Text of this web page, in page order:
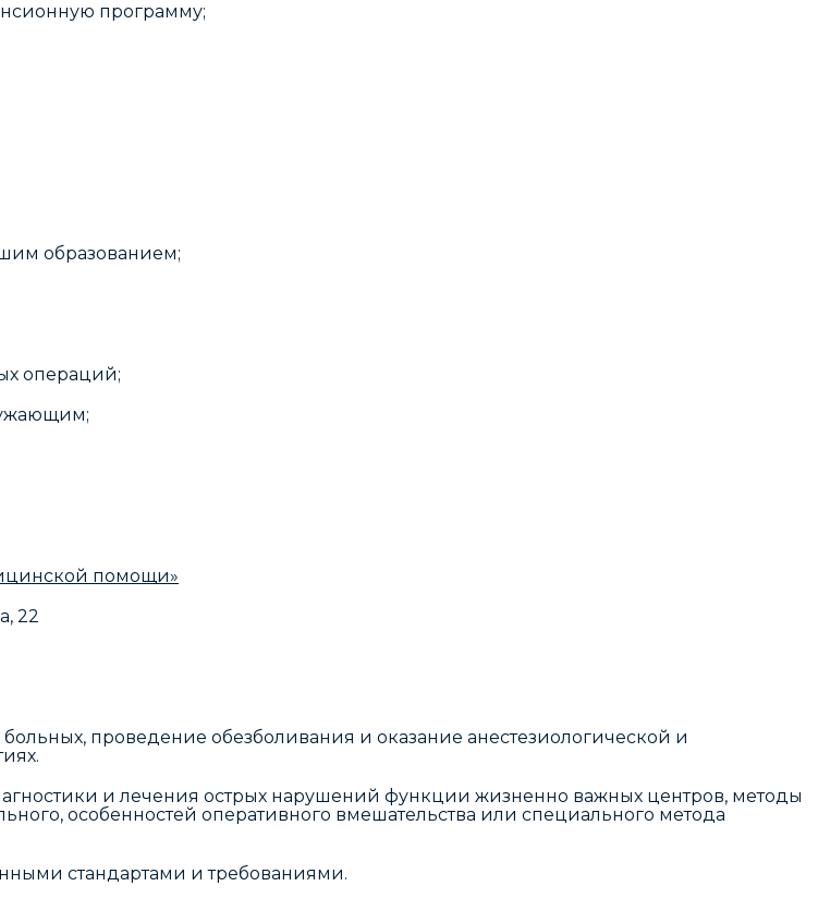
программу;
образованием;
операций;
помощи»
22
проведение обезболивания и оказание анестезиологической и
и лечения острых нарушений функции жизненно важных центров, методы
особенностей оперативного вмешательства или специального метода
стандартами и требованиями.